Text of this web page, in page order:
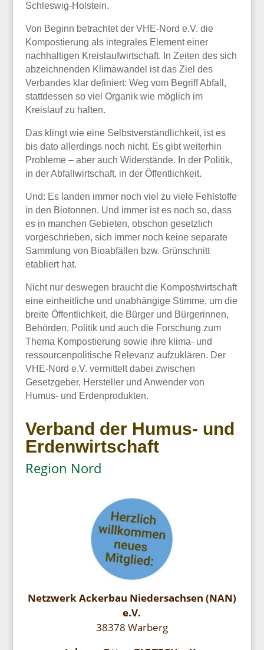
Schleswig-Holstein.
Von Beginn betrachtet der VHE-Nord e.V. die
Kompostierung als integrales Element einer
nachhaltigen Kreislaufwirtschaft. In Zeiten des sich
abzeichnenden Klimawandel ist das Ziel des
Verbandes klar definiert: Weg vom Begriff Abfall,
stattdessen so viel Organik wie möglich im
Kreislauf zu halten.
Das klingt wie eine Selbstverständlichkeit, ist es
bis dato allerdings noch nicht. Es gibt weiterhin
Probleme – aber auch Widerstände. In der Politik,
in der Abfallwirtschaft, in der Öffentlichkeit.
Und: Es landen immer noch viel zu viele Fehlstoffe
in den Biotonnen. Und immer ist es noch so, dass
es in manchen Gebieten, obschon gesetzlich
vorgeschrieben, sich immer noch keine separate
Sammlung von Bioabfällen bzw. Grünschnitt
etabliert hat.
Nicht nur deswegen braucht die Kompostwirtschaft
eine einheitliche und unabhängige Stimme, um die
breite Öffentlichkeit, die Bürger und Bürgerinnen,
Behörden, Politik und auch die Forschung zum
Thema Kompostierung sowie ihre klima- und
ressourcenpolitische Relevanz aufzuklären. Der
VHE-Nord e.V. vermittelt dabei zwischen
Gesetzgeber, Hersteller und Anwender von
Humus- und Erdenprodukten.
Verband der Humus- und
Erdenwirtschaft
Region Nord
Netzwerk Ackerbau Niedersachsen (NAN)
e.V.
38378 Warberg